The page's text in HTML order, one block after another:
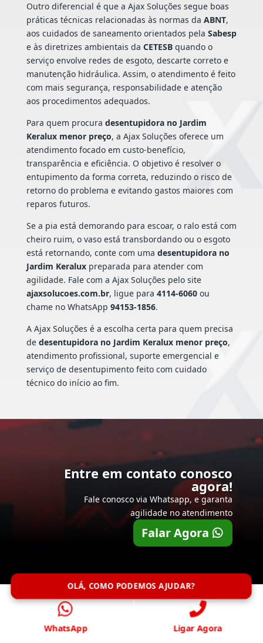
Outro diferencial é que a Ajax Soluções segue boas
práticas técnicas relacionadas às normas da ABNT,
aos cuidados de saneamento orientados pela Sabesp
e às diretrizes ambientais da CETESBquando o
serviço envolve redes de esgoto, descarte correto e
manutenção hidráulica. Assim, o atendimento é feito
com mais segurança, responsabilidade e atenção
aos procedimentos adequados.
Para quem procura desentupidora no Jardim
Keralux menor preço, a Ajax Soluções oferece um
atendimento focado em custo-benefício,
transparência e eficiência. O objetivo é resolver o
entupimento da forma correta, reduzindo o risco de
retorno do problema e evitando gastos maiores com
reparos futuros.
Se a pia está demorando para escoar, o ralo está com
cheiro ruim, o vaso está transbordando ou o esgoto
está retornando, conte com uma desentupidora no
Jardim Keraluxpreparada para atender com
agilidade. Fale com a Ajax Soluções pelo site
ajaxsolucoes.com.br, ligue para 4114-6060ou
chame no WhatsApp 94153-1856.
A Ajax Soluções é a escolha certa para quem precisa
de desentupidora no Jardim Keralux menor preço,
atendimento profissional, suporte emergencial e
serviço de desentupimento feito com cuidado
técnico do início ao fim.
Entre em contato conosco
agora!
Fale conosco via Whatsapp, e garanta
agilidade no atendimento
Falar Agora
OLÁ, COMO PODEMOS AJUDAR?
WhatsApp Ligar Agora